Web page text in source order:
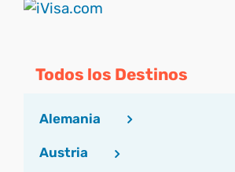
Todos los Destinos
Alemania
Austria